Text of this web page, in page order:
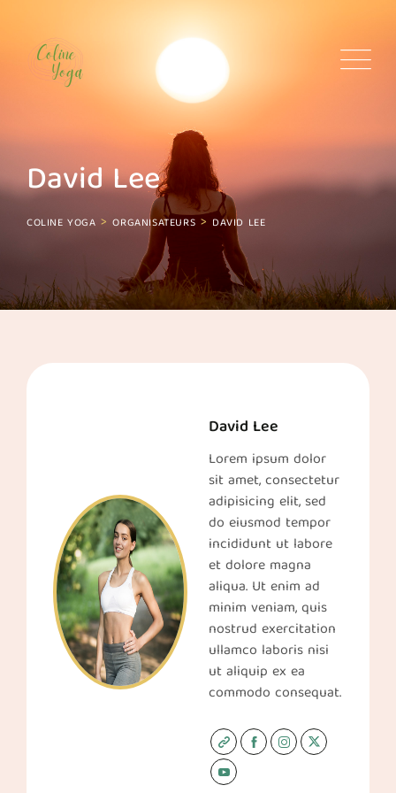
content
David Lee
COLINE YOGA >ORGANISATEURS> DAVID LEE
David Lee
Lorem ipsum dolor
sit amet, consectetur
adipisicing elit, sed
do eiusmod tempor
incididunt ut labore
et dolore magna
aliqua. Ut enim ad
minim veniam, quis
nostrud exercitation
ullamco laboris nisi
ut aliquip ex ea
commodo consequat.